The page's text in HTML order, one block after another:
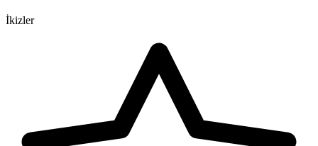
İkizler